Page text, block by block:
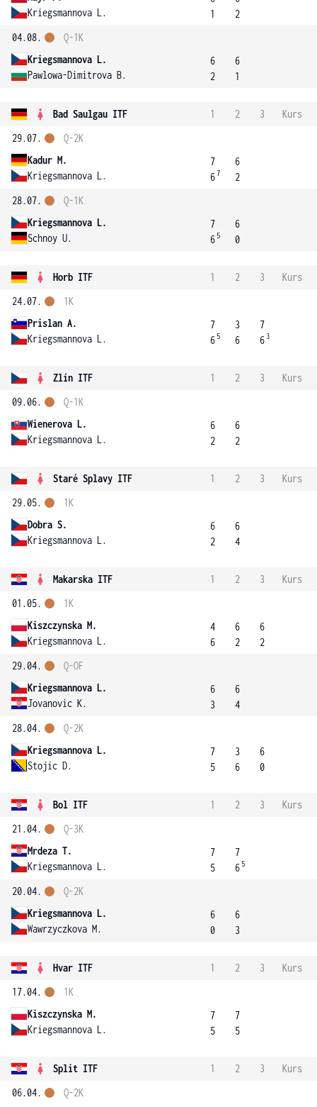
Kriegsmannova L.
1
2
04.08.
Kriegsmannova L.
Pawlowa-Dimitrova B.
Q-1K
6
2
6
1
Bad Saulgau ITF 1 2 3
Kurs
29.07.
Kadur M.
Kriegsmannova L.
Q-2K
7
67
6
2
28.07.
Kriegsmannova L.
Schnoy U.
Q-1K
7
6 5
6
0
Horb ITF 1 2 3
Kurs
24.07.
Prislan A.
Kriegsmannova L.
1K
7
6 5
3
6
7
6 3
Zlín ITF 1 2 3
Kurs
09.06.
Wienerova L.
Kriegsmannova L.
Q-1K
6
2
6
2
Staré Splavy ITF 1 2 3
Kurs
29.05.
Dobra S.
Kriegsmannova L.
1K
6
2
6
4
Makarska ITF 1 2 3
Kurs
01.05.
Kiszczynska M.
Kriegsmannova L.
1K
4
6
6
2
6
2
29.04.
Kriegsmannova L.
Jovanovic K.
Q-OF
6
3
6
4
28.04.
Kriegsmannova L.
Stojic D.
Q-2K
7
5
3
6
6
0
Bol ITF 1 2 3
Kurs
21.04.
Mrdeza T.
Kriegsmannova L.
Q-3K
7
5
7
6 5
20.04.
Kriegsmannova L.
Wawrzyczkova M.
Q-2K
6
0
6
3
Hvar ITF 1 2 3
Kurs
17.04.
Kiszczynska M.
Kriegsmannova L.
1K
7
5
7
5
Split ITF 1 2 3
Kurs
06.04.
Q-2K